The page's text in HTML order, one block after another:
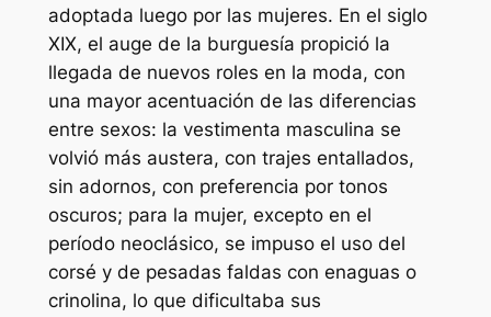
adoptada luego por las mujeres. En el siglo
XIX, el auge de la burguesía propició la
llegada de nuevos roles en la moda, con
una mayor acentuación de las diferencias
entre sexos: la vestimenta masculina se
volvió más austera, con trajes entallados,
sin adornos, con preferencia por tonos
oscuros; para la mujer, excepto en el
período neoclásico, se impuso el uso del
corsé y de pesadas faldas con enaguas o
crinolina, lo que dificultaba sus